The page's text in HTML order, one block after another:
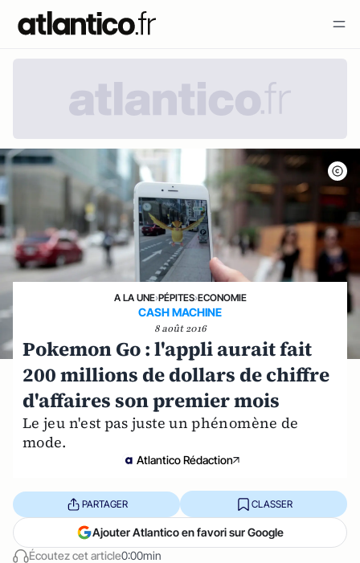
A LA UNE›PÉPITES›ECONOMIE
CASH MACHINE
8 août 2016
Pokemon Go : l'appli aurait fait
200 millions de dollars de chiffre
d'affaires son premier mois
Le jeu n'est pas juste un phénomène de
mode.
Atlantico Rédaction
Écoutez cet article0:00min
PARTAGER CLASSER
Ajouter Atlantico en favori sur Google